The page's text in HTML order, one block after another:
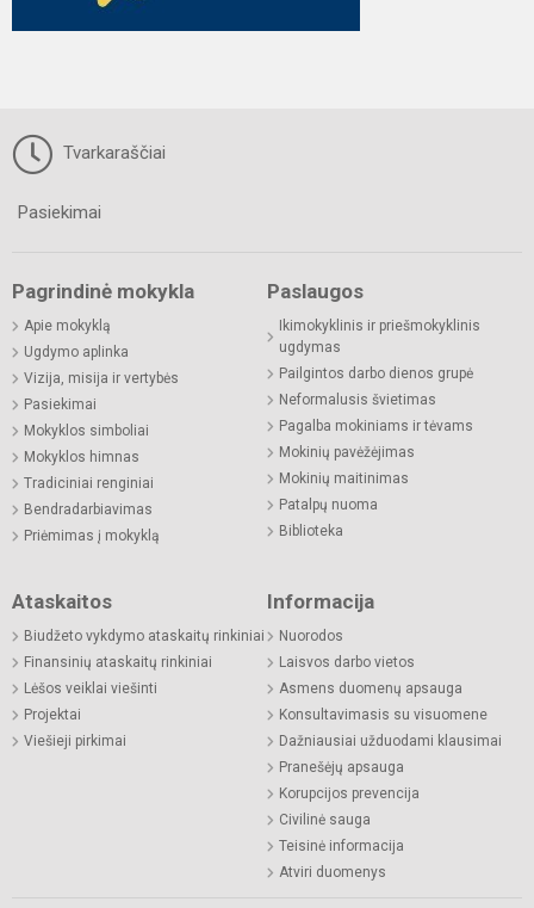
Tvarkaraščiai
Pasiekimai
Pagrindinė mokykla
Apie mokyklą
Ugdymo aplinka
Vizija, misija ir vertybės
Pasiekimai
Mokyklos simboliai
Mokyklos himnas
Tradiciniai renginiai
Bendradarbiavimas
Priėmimas į mokyklą
Paslaugos
Ikimokyklinis ir priešmokyklinis
ugdymas
Pailgintos darbo dienos grupė
Neformalusis švietimas
Pagalba mokiniams ir tėvams
Mokinių pavėžėjimas
Mokinių maitinimas
Patalpų nuoma
Biblioteka
Ataskaitos
Biudžeto vykdymo ataskaitų rinkiniai
Finansinių ataskaitų rinkiniai
Lėšos veiklai viešinti
Projektai
Viešieji pirkimai
Informacija
Nuorodos
Laisvos darbo vietos
Asmens duomenų apsauga
Konsultavimasis su visuomene
Dažniausiai užduodami klausimai
Pranešėjų apsauga
Korupcijos prevencija
Civilinė sauga
Teisinė informacija
Atviri duomenys